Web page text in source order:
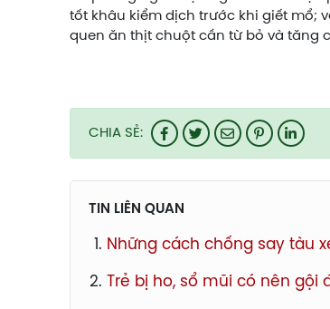
tốt khâu kiểm dịch trước khi giết mổ;
quen ăn thịt chuột cần từ bỏ và tăng
CHIA SẺ:
TIN LIÊN QUAN
Những cách chống say tàu
Trẻ bị ho, sổ mũi có nên gội